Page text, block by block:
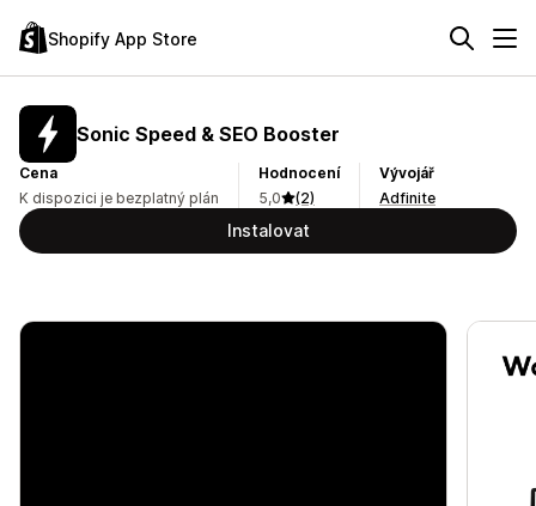
Shopify App Store
Sonic Speed & SEO Booster
Cena
K dispozici je bezplatný plán
Hodnocení
5,0
(2)
Vývojář
Adfinite
Instalovat